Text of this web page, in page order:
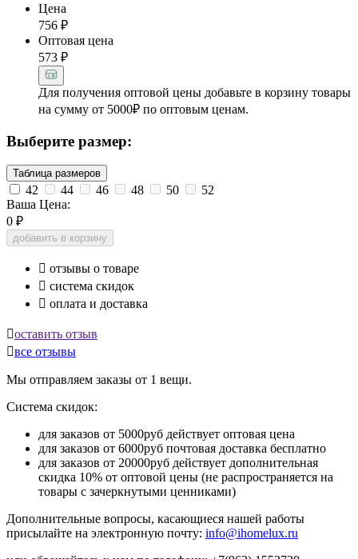
Цена
756 ₽
Оптовая цена
573 ₽
Для получения оптовой цены добавьте в корзину товары
на сумму от 5000₽ по оптовым ценам.
Выберите размер:
Таблица размеров
42 44 46 48 50
52
Ваша Цена:
0 ₽
добавить в корзину
 отзывы о товаре
 система скидок
 оплата и доставка
оставить отзыв
все отзывы
Мы отправляем заказы от 1 вещи.
Система скидок:
для заказов от 5000руб действует оптовая цена
для заказов от 6000руб почтовая доставка бесплатно
для заказов от 20000руб действует дополнительная
скидка 10% от оптовой цены (не распространяется на
товары с зачеркнутыми ценниками)
Дополнительные вопросы, касающиеся нашей работы
присылайте на электронную почту: info@ihomelux.ru